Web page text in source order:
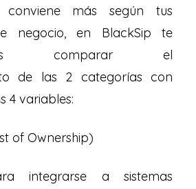
conviene más según tus
negocio, en BlackSip te
comparar el
de las 2 categorías con
4 variables:
of Ownership)
integrarse a sistemas